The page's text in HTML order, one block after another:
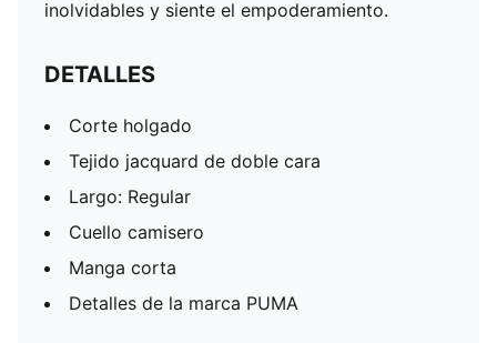
inolvidables y siente el empoderamiento.
DETALLES
Corte holgado
Tejido jacquard de doble cara
Largo: Regular
Cuello camisero
Manga corta
Detalles de la marca PUMA